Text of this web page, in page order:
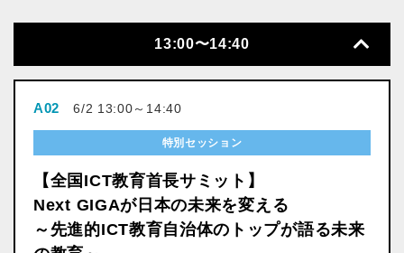
13:00〜14:40
A02 6/2 13:00～14:40
特別セッション
【全国ICT教育首長サミット】
Next GIGAが日本の未来を変える
～先進的ICT教育自治体のトップが語る未来